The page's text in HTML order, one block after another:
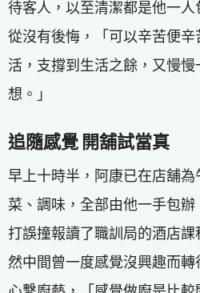
待客人，以至清潔都是他一
從沒有後悔，「可以辛苦便
活，支撐到生活之餘，又慢
想。」
追隨感覺 開舖試當真
早上十時半，阿康已在店舖
菜、調味，全部由他一手包
打誤撞報讀了職訓局的酒店
然中間曾一度感覺沒興趣而